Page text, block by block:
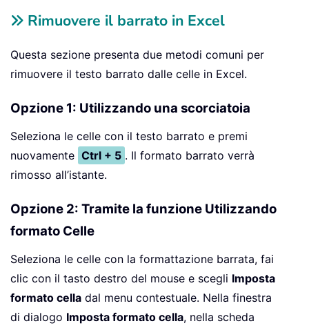
Rimuovere il barrato in Excel
Questa sezione presenta due metodi comuni per
rimuovere il testo barrato dalle celle in Excel.
Opzione 1: Utilizzando una scorciatoia
Seleziona le celle con il testo barrato e premi
nuovamente Ctrl + 5 . Il formato barrato verrà
rimosso all’istante.
Opzione 2: Tramite la funzione Utilizzando
formato Celle
Seleziona le celle con la formattazione barrata, fai
clic con il tasto destro del mouse e scegli Imposta
formato cella dal menu contestuale. Nella finestra
di dialogo Imposta formato cella, nella scheda